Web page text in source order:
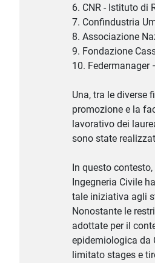
6. CNR - Istituto di
7. Confindustria
8. Associazione
9. Fondazione
10. Federmanager
Una, tra le diverse
promozione e la
lavorativo dei
sono state
In questo
Ingegneria Civile
tale iniziativa agli
Nonostante le
adottate per il
epidemiologica da
limitato stages e